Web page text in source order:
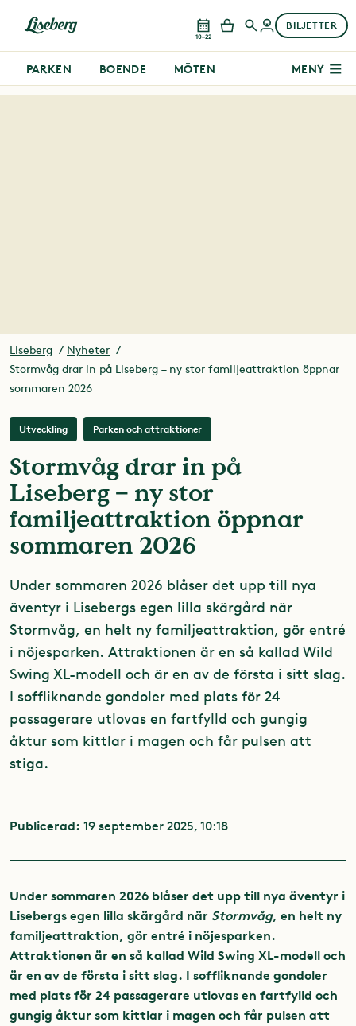
10–22
BILJETTER
PARKEN BOENDE MÖTEN MENY
Liseberg
Nyheter
Stormvåg drar in på Liseberg – ny stor familjeattraktion öppnar
sommaren 2026
Utveckling Parken och attraktioner
Stormvåg drar in på
Liseberg – ny stor
familjeattraktion öppnar
sommaren 2026
Under sommaren 2026 blåser det upp till nya
äventyr i Lisebergs egen lilla skärgård när
Stormvåg, en helt ny familjeattraktion, gör entré
i nöjesparken. Attraktionen är en så kallad Wild
Swing XL-modell och är en av de första i sitt slag.
I soffliknande gondoler med plats för 24
passagerare utlovas en fartfylld och gungig
åktur som kittlar i magen och får pulsen att
stiga.
Publicerad: 19 september 2025, 10:18
Under sommaren 2026 blåser det upp till nya äventyr i
Lisebergs egen lilla skärgård när Stormvåg, en helt ny
familjeattraktion, gör entré i nöjesparken.
Attraktionen är en så kallad Wild Swing XL-modell och
är en av de första i sitt slag. I soffliknande gondoler
med plats för 24 passagerare utlovas en fartfylld och
gungig åktur som kittlar i magen och får pulsen att